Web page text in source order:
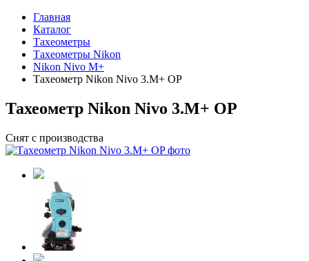
Главная
Каталог
Тахеометры
Тахеометры Nikon
Nikon Nivo M+
Тахеометр Nikon Nivo 3.М+ OP
Тахеометр Nikon Nivo 3.М+ OP
Снят с производства